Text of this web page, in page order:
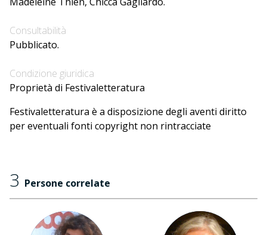
Consultabilità
Pubblicato.
Condizione giuridica
Proprietà di Festivaletteratura
Festivaletteratura è a disposizione degli aventi diritto
per eventuali fonti copyright non rintracciate
3 Persone correlate